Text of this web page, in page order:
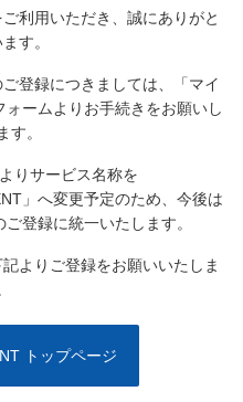
利用いただき、誠にありがと
す。
登録につきましては、
「マイ
ームよりお手続きをお願いし
す。
りサービス名称を
」へ変更予定のため、 今後は
登録に統一いたします。
よりご登録をお願いいたしま
トップページ